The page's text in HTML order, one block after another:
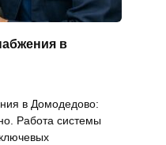
в
в Домодедово:
Работа системы